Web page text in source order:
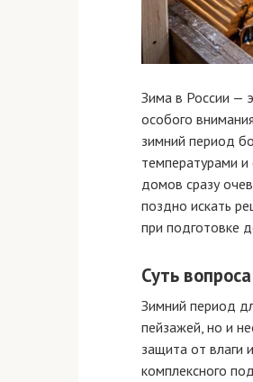
Зима в России —
особого
зимний период
температурами
домов сразу
поздно искать
при подготовке
Суть
Зимний период
пейзажей, но и
защита от влаги
комплексного